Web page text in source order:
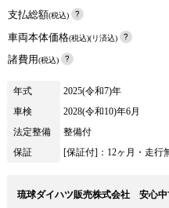
支払総額(税込)
車両本体価格(税込)(リ済込)
諸費用(税込)
年式 2025(令和7)年
車検
2028(令和10)年6月
法定整備
整備付
保証
[保証付]：12ヶ月・走行
琉球ダイハツ販売株式会社 安心中